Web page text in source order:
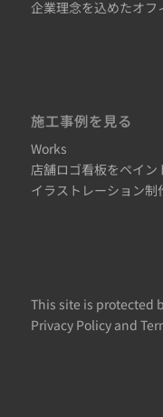
企業理念を込めたオフ
施工事例を見る
Works
店舗ロゴ看板をペイン
イラストレーション制
This site is protected
Privacy Policyand